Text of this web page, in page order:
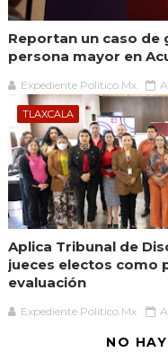
Reportan un caso de
persona mayor en
Expediente Político.Mx
TLAXCALA
Aplica Tribunal de
jueces electos como
evaluación
Expediente Político.Mx
NO